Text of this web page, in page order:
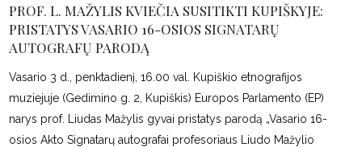
PROF. L. MAŽYLIS KVIEČIA SUSITIKTI KUPIŠKYJE:
PRISTATYS VASARIO 16-OSIOS SIGNATARŲ
AUTOGRAFŲ PARODĄ
Vasario 3 d., penktadienį, 16.00 val. Kupiškio etnografijos
muziejuje (Gedimino g. 2, Kupiškis) Europos Parlamento (EP)
narys prof. Liudas Mažylis gyvai pristatys parodą „Vasario 16-
osios Akto Signatarų autografai profesoriaus Liudo Mažylio